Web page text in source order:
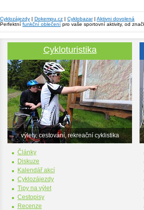
Cyklozájezdy | Dokempu.cz | Cyklobazar| Aktivni dovolená
Perfektní funkční oblečení pro vaše sportovní aktivity, od
Cykloturistika
výlety, cestování, rekreační cyklistika
Články
Diskuze
Kalendář akcí
Cyklozájezdy
Tipy na výlet
Cestopisy
Recenze